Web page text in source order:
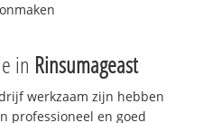
in Rinsumageast
werkzaam zijn hebben
professioneel en goed